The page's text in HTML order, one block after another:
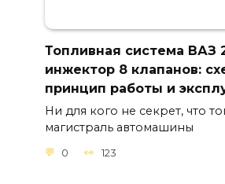
Топливная система ВАЗ
инжектор 8 клапанов:
принцип работы и
Ни для кого не секрет, что
магистраль автомашины
0 123